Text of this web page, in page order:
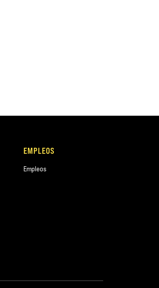
EMPLEOS
Empleos